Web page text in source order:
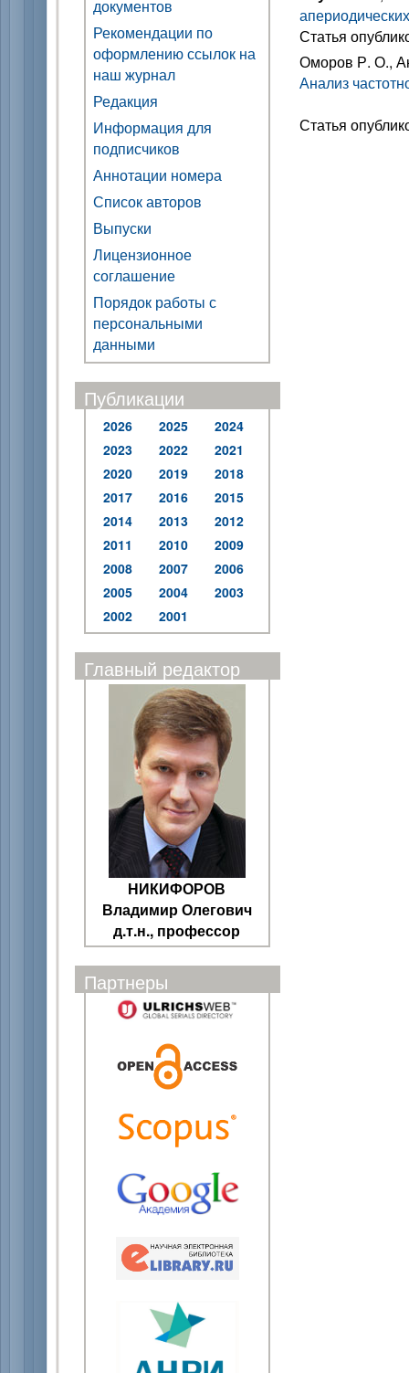
документов
Рекомендации по
оформлению ссылок на
наш журнал
Редакция
Информация для
подписчиков
Аннотации номера
Список авторов
Выпуски
Лицензионное
соглашение
Порядок работы с
персональными
данными
Публикации
2026 2025
2024
2023
2022
2021
2020
2019
2018
2017
2016
2015
2014
2013
2012
2011
2010
2009
2008
2007
2006
2005
2004
2003
2002
2001
Главный редактор
НИКИФОРОВ
Владимир Олегович
д.т.н., профессор
Партнеры
Статья
Оморов Р. О.,
Анализ
Статья